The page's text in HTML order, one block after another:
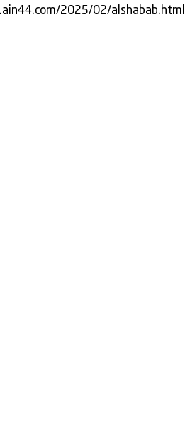
2025/02/alshabab.html . ...